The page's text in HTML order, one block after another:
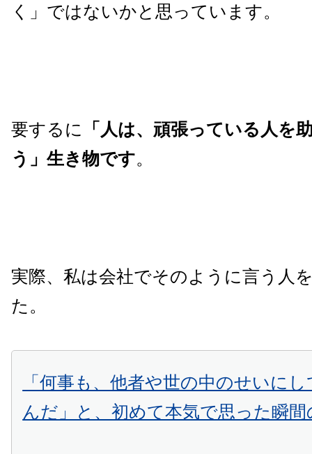
く」ではないかと思っています。
要するに 「人は、頑張っている人を
う」生き物です。
実際、私は会社でそのように言う人
た。
「何事も、他者や世の中のせいに
んだ」と、初めて本気で思った瞬